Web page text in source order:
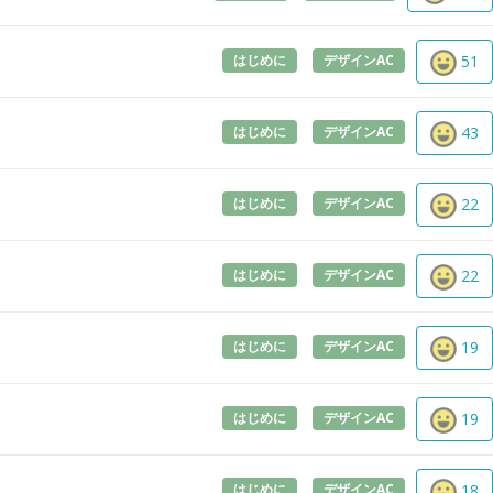
はじめに デザインAC 51
はじめに デザインAC 43
はじめに デザインAC 22
はじめに デザインAC 22
はじめに デザインAC 19
はじめに デザインAC 19